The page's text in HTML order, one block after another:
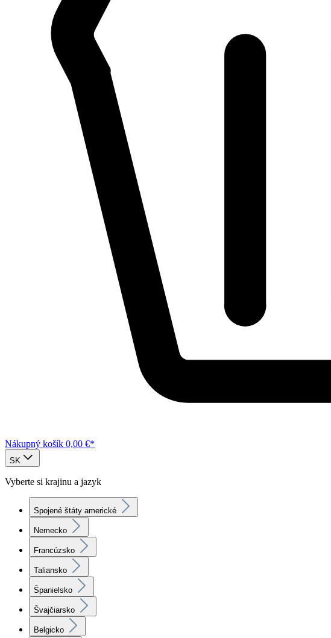
Nákupný košík 0,00 €*
SK
Vyberte si krajinu a jazyk
Spojené štáty americké
Nemecko
Francúzsko
Taliansko
Španielsko
Švajčiarsko
Belgicko